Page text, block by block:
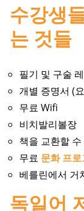
수강생
는 것들
필기 및 구술
개별 증명서 (
무료 Wifi
비치발리볼장
책을 교환할
무료 문화 프로
베를린에서 거
독일어